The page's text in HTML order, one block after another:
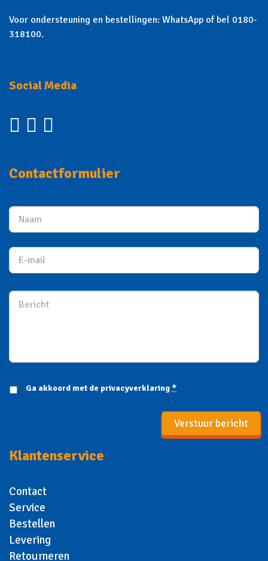
Voor ondersteuning en bestellingen: WhatsApp of bel 0180-
318100.
Social Media
Contactformulier
Ga akkoord met de privacyverklaring*
Verstuur bericht
Klantenservice
Contact
Service
Bestellen
Levering
Retourneren